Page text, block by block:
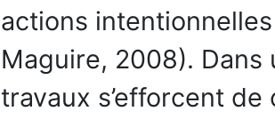
actions
Maguire, 2008).
travaux s’efforcent